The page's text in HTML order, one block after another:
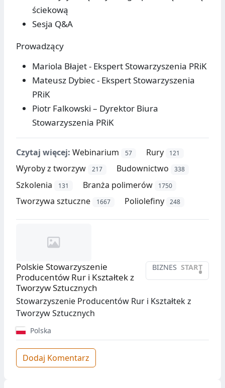
ściekową
Sesja Q&A
Prowadzący
Mariola Błajet - Ekspert Stowarzyszenia PRiK
Mateusz Dybiec - Ekspert Stowarzyszenia
PRiK
Piotr Falkowski – Dyrektor Biura
Stowarzyszenia PRiK
Czytaj więcej: Webinarium 57 Rury 121
Wyroby z tworzyw 217 Budownictwo 338
Szkolenia 131 Branża polimerów 1750
Tworzywa sztuczne 1667 Poliolefiny 248
BIZNES START
•
Polskie Stowarzyszenie
Producentów Rur i Kształtek z
Tworzyw Sztucznych
Stowarzyszenie Producentów Rur i Kształtek z
Tworzyw Sztucznych
Polska
Dodaj Komentarz